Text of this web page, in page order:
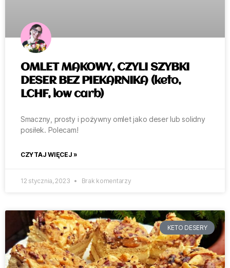
OMLET MAKOWY, CZYLI SZYBKI
DESER BEZ PIEKARNIKA (keto,
LCHF, low carb)
Smaczny, prosty i pożywny omlet jako deser lub solidny
posiłek. Polecam!
CZYTAJ WIĘCEJ »
12 stycznia, 2023 Brak komentarzy
KETO DESERY